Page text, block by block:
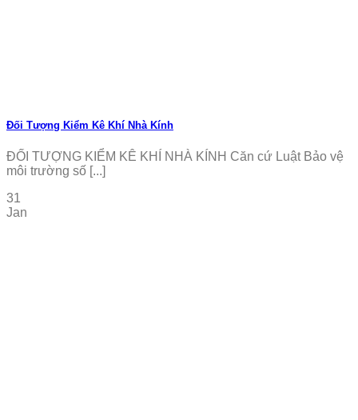
Đối Tượng Kiểm Kê Khí Nhà Kính
ĐỐI TƯỢNG KIỂM KÊ KHÍ NHÀ KÍNH Căn cứ Luật Bảo vệ
môi trường số [...]
31
Jan